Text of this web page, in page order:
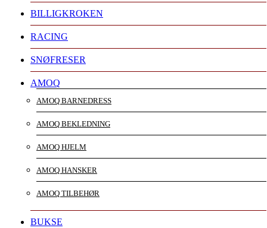
BILLIGKROKEN
RACING
SNØFRESER
AMOQ
AMOQ BARNEDRESS
AMOQ BEKLEDNING
AMOQ HJELM
AMOQ HANSKER
AMOQ TILBEHØR
BUKSE